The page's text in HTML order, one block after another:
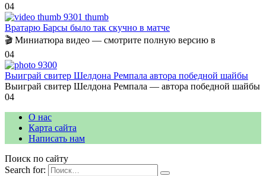
04
Вратарю Барсы было так скучно в матче
🎬 Миниатюра видео — смотрите полную версию в
04
Выиграй свитер Шелдона Ремпала автора победной шайбы
Выиграй свитер Шелдона Ремпала — автора победной шайбы
04
О нас
Карта сайта
Написать нам
Поиск по сайту
Search for: